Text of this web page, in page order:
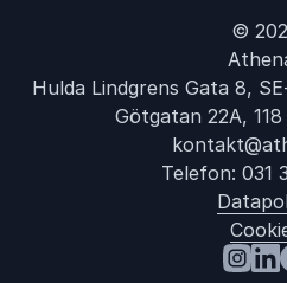
©
Hulda Lindgrens Gata 8,
Götgatan 22A,
Telefon: 031